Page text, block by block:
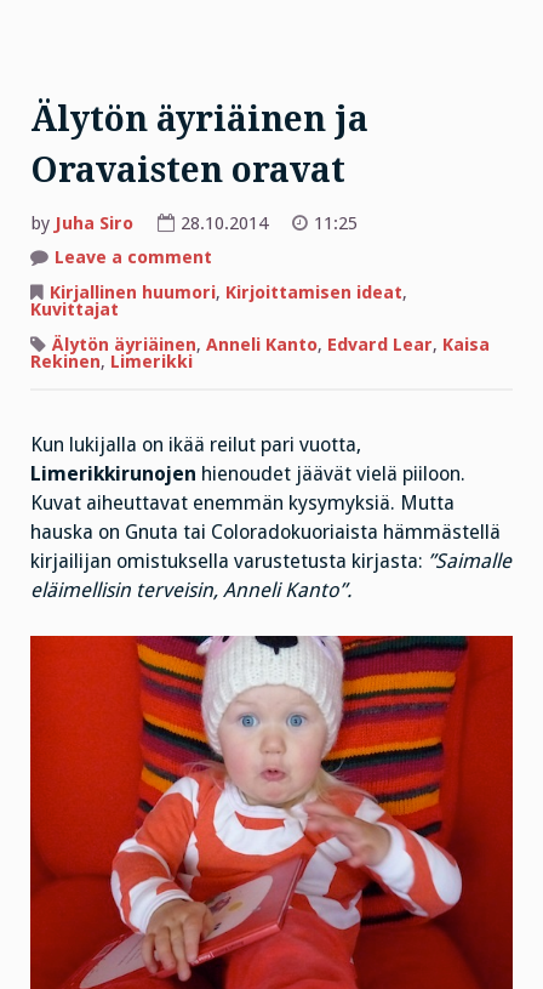
Älytön äyriäinen ja
Oravaisten oravat
by Juha Siro 28.10.2014
11:25
Leave a comment
äyriäinen
ja
oravat
Kirjallinen huumori, Kirjoittamisen ideat,
Kuvittajat
Älytön äyriäinen, Anneli Kanto, Edvard Lear, Kaisa
Rekinen, Limerikki
Kun lukijalla on ikää reilut pari vuotta,
Limerikkirunojen hienoudet jäävät vielä piiloon.
Kuvat aiheuttavat enemmän kysymyksiä. Mutta
hauska on Gnuta tai Coloradokuoriaista hämmästellä
kirjailijan omistuksella varustetusta kirjasta: ”Saimalle
eläimellisin terveisin, Anneli Kanto”.